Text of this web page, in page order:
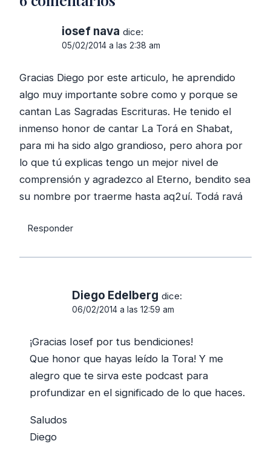
iosef nava dice:
05/02/2014 a las 2:38 am
Gracias Diego por este articulo, he aprendido
algo muy importante sobre como y porque se
cantan Las Sagradas Escrituras. He tenido el
inmenso honor de cantar La Torá en Shabat,
para mi ha sido algo grandioso, pero ahora por
lo que tú explicas tengo un mejor nivel de
comprensión y agradezco al Eterno, bendito sea
su nombre por traerme hasta aq2uí. Todá ravá
Responder
Diego Edelberg dice:
06/02/2014 a las 12:59 am
¡Gracias Iosef por tus bendiciones!
Que honor que hayas leído la Tora! Y me
alegro que te sirva este podcast para
profundizar en el significado de lo que haces.
Saludos
Diego